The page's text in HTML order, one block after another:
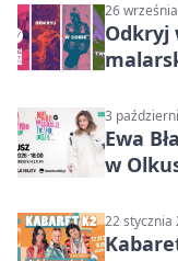
26
Odkryj
3
Ewa
w
22 stycznia